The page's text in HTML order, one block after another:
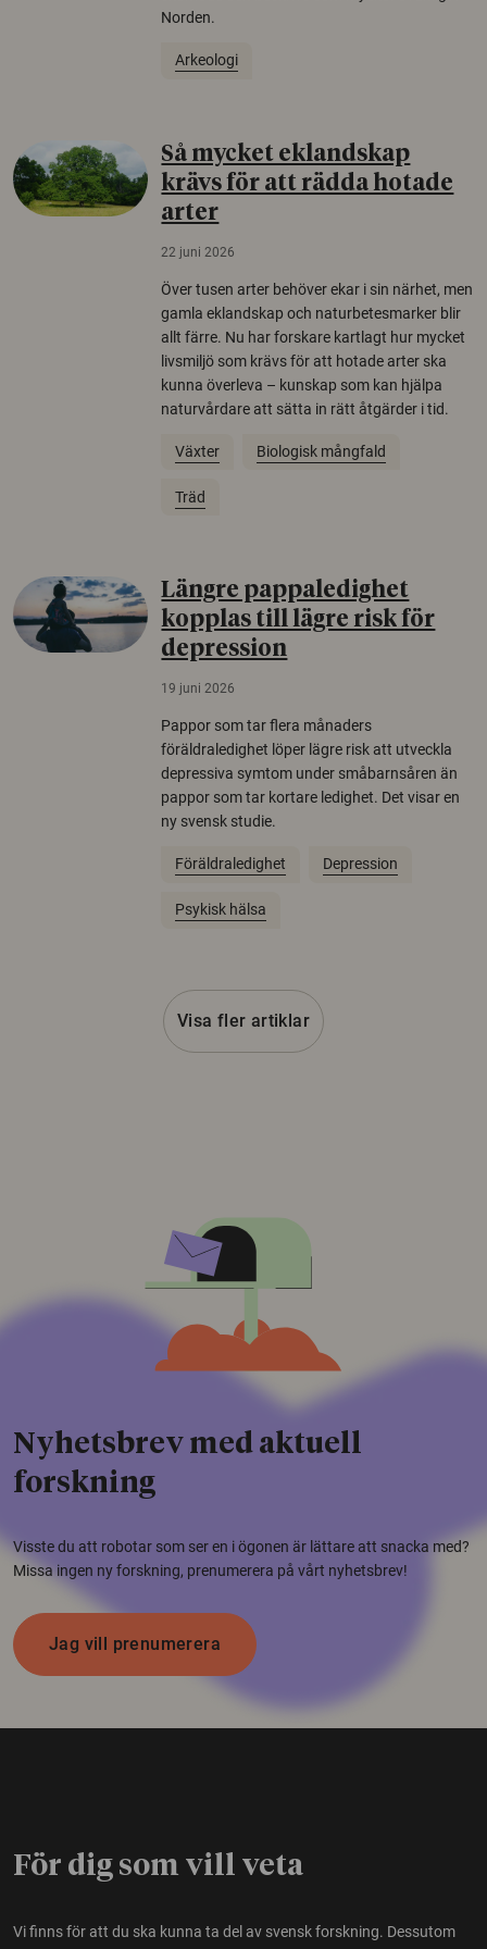
Norden.
Arkeologi
Så mycket eklandskap
krävs för att rädda hotade
arter
22 juni 2026
Över tusen arter behöver ekar i sin närhet, men
gamla eklandskap och naturbetesmarker blir
allt färre. Nu har forskare kartlagt hur mycket
livsmiljö som krävs för att hotade arter ska
kunna överleva – kunskap som kan hjälpa
naturvårdare att sätta in rätt åtgärder i tid.
Växter Biologisk mångfald
Träd
Längre pappaledighet
kopplas till lägre risk för
depression
19 juni 2026
Pappor som tar flera månaders
föräldraledighet löper lägre risk att utveckla
depressiva symtom under småbarnsåren än
pappor som tar kortare ledighet. Det visar en
ny svensk studie.
Föräldraledighet Depression
Psykisk hälsa
Visa fler artiklar
Nyhetsbrev med aktuell
forskning
Visste du att robotar som ser en i ögonen är lättare att snacka med?
Missa ingen ny forskning, prenumerera på vårt nyhetsbrev!
Jag vill prenumerera
För dig som vill veta
Vi finns för att du ska kunna ta del av svensk forskning. Dessutom